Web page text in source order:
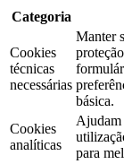
Categoria
Cookies
técnicas
necessárias
Manter
básica.
Cookies
analíticas
Ajudam
para